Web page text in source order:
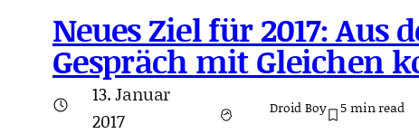
Neues Ziel für 2017:
Gespräch mit Gleichen
13. Januar
2017
Droid Boy 5min read